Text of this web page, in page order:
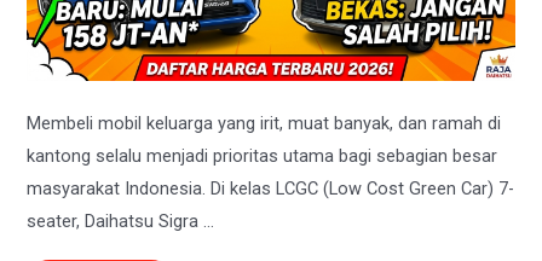
Membeli mobil keluarga yang irit, muat banyak, dan ramah di
kantong selalu menjadi prioritas utama bagi sebagian besar
masyarakat Indonesia. Di kelas LCGC (Low Cost Green Car) 7-
seater, Daihatsu Sigra …